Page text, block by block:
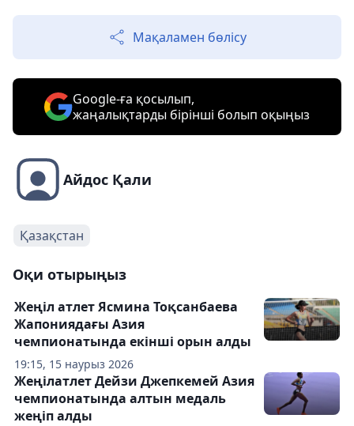
Мақаламен бөлісу
Google-ға қосылып,
жаңалықтарды бірінші болып оқыңыз
Айдос Қали
Қазақстан
Оқи отырыңыз
19:15, 15 наурыз 2026
Жеңіл атлет Ясмина Тоқсанбаева
Жапониядағы Азия
чемпионатында екінші орын алды
Жеңілатлет Дейзи Джепкемей Азия
чемпионатында алтын медаль
жеңіп алды